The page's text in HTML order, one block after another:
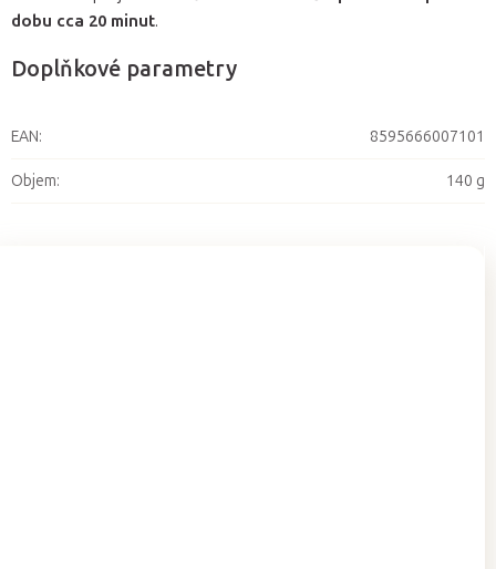
dobu cca 20 minut.
Doplňkové parametry
EAN: 8595666007101
Objem: 140 g